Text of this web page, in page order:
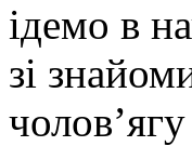
ідемо в
зі